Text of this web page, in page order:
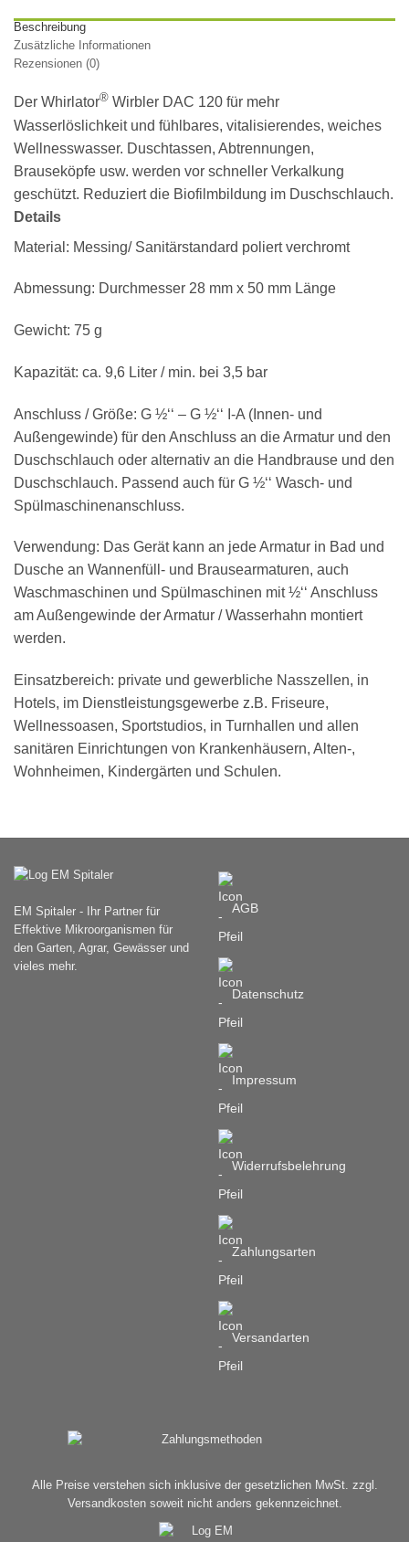
Beschreibung
Zusätzliche Informationen
Rezensionen (0)
Der Whirlator® Wirbler DAC 120 für mehr
Wasserlöslichkeit und fühlbares, vitalisierendes, weiches
Wellnesswasser. Duschtassen, Abtrennungen,
Brauseköpfe usw. werden vor schneller Verkalkung
geschützt. Reduziert die Biofilmbildung im Duschschlauch.
Details
Material: Messing/ Sanitärstandard poliert verchromt
Abmessung: Durchmesser 28 mm x 50 mm Länge
Gewicht: 75 g
Kapazität: ca. 9,6 Liter / min. bei 3,5 bar
Anschluss / Größe: G ½‘‘ – G ½‘‘ I-A (Innen- und
Außengewinde) für den Anschluss an die Armatur und den
Duschschlauch oder alternativ an die Handbrause und den
Duschschlauch. Passend auch für G ½‘‘ Wasch- und
Spülmaschinenanschluss.
Verwendung: Das Gerät kann an jede Armatur in Bad und
Dusche an Wannenfüll- und Brausearmaturen, auch
Waschmaschinen und Spülmaschinen mit ½‘‘ Anschluss
am Außengewinde der Armatur / Wasserhahn montiert
werden.
Einsatzbereich: private und gewerbliche Nasszellen, in
Hotels, im Dienstleistungsgewerbe z.B. Friseure,
Wellnessoasen, Sportstudios, in Turnhallen und allen
sanitären Einrichtungen von Krankenhäusern, Alten-,
Wohnheimen, Kindergärten und Schulen.
EM Spitaler - Ihr Partner für
Effektive Mikroorganismen für
den Garten, Agrar, Gewässer und
vieles mehr.
AGB
Datenschutz
Impressum
Widerrufsbelehrung
Zahlungsarten
Versandarten
Alle Preise verstehen sich inklusive der gesetzlichen MwSt. zzgl.
Versandkosten soweit nicht anders gekennzeichnet.